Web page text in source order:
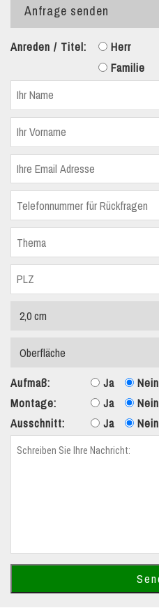
Anfrage senden
Anreden / Titel: Herr
Familie
Aufmaß: Ja
Nein
Montage:
Ja
Nein
Ausschnitt:
Ja Nein